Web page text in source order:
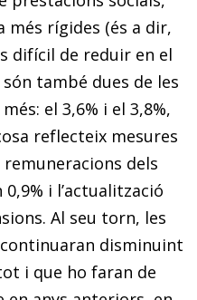
més rígides (és a dir,
difícil de reduir en el
també dues de les
el 3,6% i el 3,8%,
reflecteix mesures
remuneracions dels
i l’actualització
Al seu torn, les
disminuint
i que ho faran de